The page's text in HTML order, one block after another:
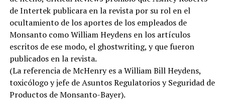
de Intertek publicara en la revista por su rol en el
ocultamiento de los aportes de los empleados de
Monsanto como William Heydens en los artículos
escritos de ese modo, el ghostwriting, y que fueron
publicados en la revista.
(La referencia de McHenry es a William Bill Heydens,
toxicólogo y jefe de Asuntos Regulatorios y Seguridad de
Productos de Monsanto-Bayer).